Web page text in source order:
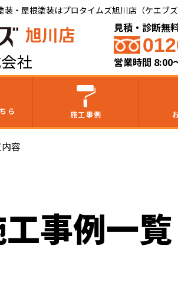
・屋根塗装はプロタイムズ旭川店（ケエブズ
旭川店
社
見積・診断無
営業時間 8:00
ら 施工事例
容
事例一覧